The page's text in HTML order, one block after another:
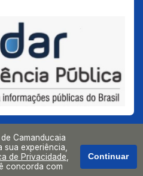
Camanducaia
experiência,
de Privacidade
concorda com
Continuar